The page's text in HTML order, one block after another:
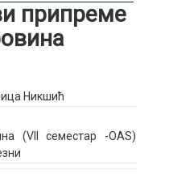
припреме
Никшић
(VII семестар -OAS)